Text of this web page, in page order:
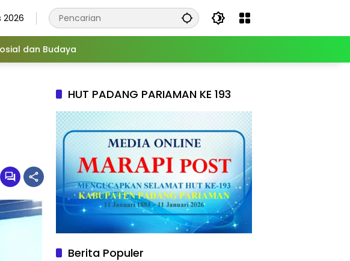
2026
dan Budaya
HUT PADANG PARIAMAN KE 193
Berita Populer